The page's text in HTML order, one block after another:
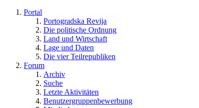
Portal
Portogradska Revija
Die politische Ordnung
Land und Wirtschaft
Lage und Daten
Die vier Teilrepubliken
Forum
Archiv
Suche
Letzte Aktivitäten
Benutzergruppenbewerbung